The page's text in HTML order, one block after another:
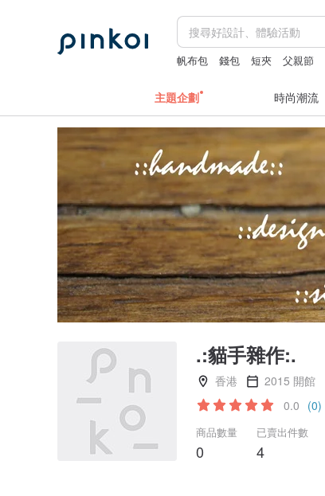
帆布包 錢包 短夾 父親節
主題企劃 時尚潮流
.:貓手雜作:.
香港
2015 開館
0.0 (0)
商品數量
0
已賣出件數
4